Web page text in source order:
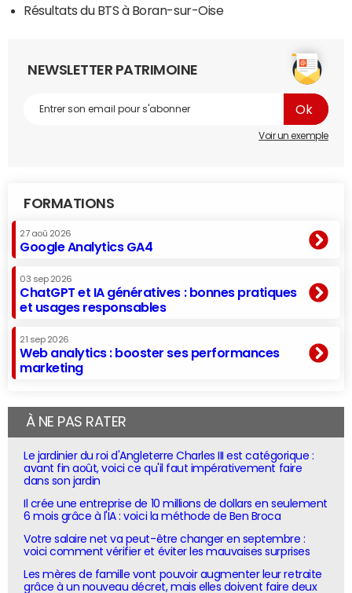
Résultats du BTS à Boran-sur-Oise
NEWSLETTER PATRIMOINE
Voir un exemple
FORMATIONS
27 aoû 2026
Google Analytics GA4
03 sep 2026
ChatGPT et IA génératives : bonnes pratiques
et usages responsables
21 sep 2026
Web analytics : booster ses performances
marketing
À NE PAS RATER
Le jardinier du roi d'Angleterre Charles III est catégorique :
avant fin août, voici ce qu'il faut impérativement faire
dans son jardin
Il crée une entreprise de 10 millions de dollars en seulement
6 mois grâce à l'IA : voici la méthode de Ben Broca
Votre salaire net va peut-être changer en septembre :
voici comment vérifier et éviter les mauvaises surprises
Les mères de famille vont pouvoir augmenter leur retraite
grâce à un nouveau décret, mais elles doivent faire deux